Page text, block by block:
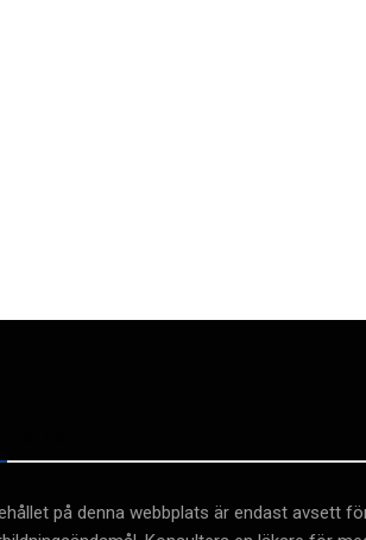
på denna webbplats är endast avsett